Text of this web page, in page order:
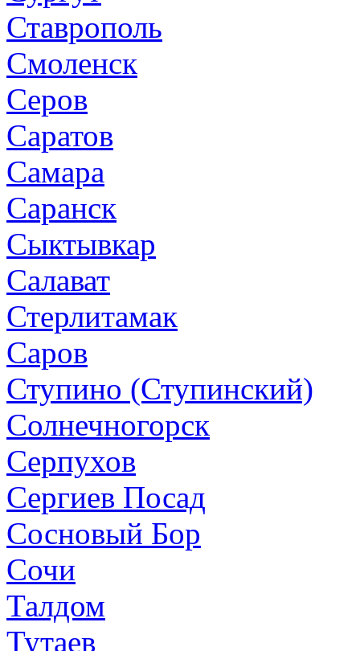
Ставрополь
Смоленск
Серов
Саратов
Самара
Саранск
Сыктывкар
Салават
Стерлитамак
Саров
Ступино (Ступинский)
Солнечногорск
Серпухов
Сергиев Посад
Сосновый Бор
Сочи
Талдом
Тутаев